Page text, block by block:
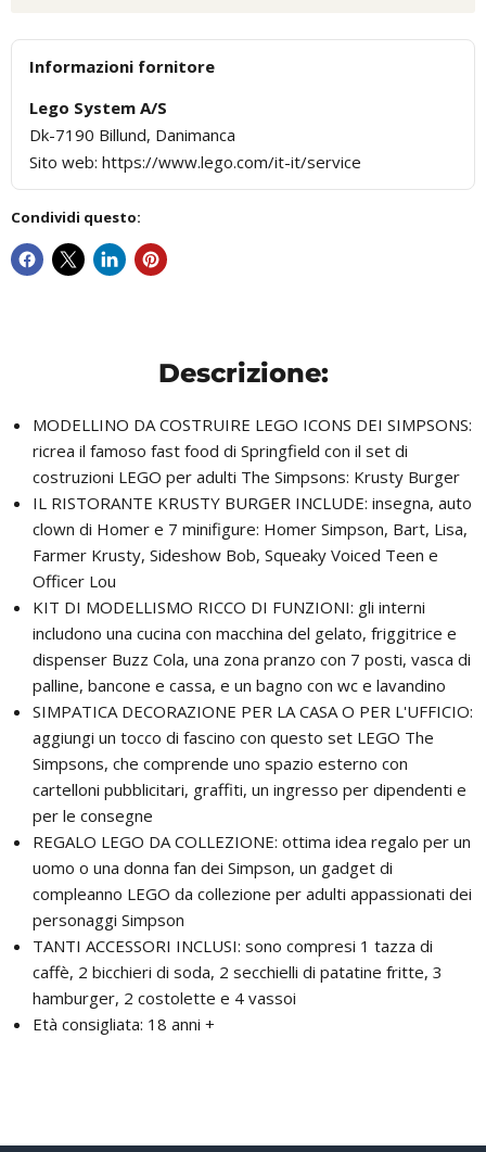
Informazioni fornitore
Lego System A/S
Dk-7190 Billund, Danimanca
Sito web: https://www.lego.com/it-it/service
Condividi questo:
Descrizione:
MODELLINO DA COSTRUIRE LEGO ICONS DEI SIMPSONS:
ricrea il famoso fast food di Springfield con il set di
costruzioni LEGO per adulti The Simpsons: Krusty Burger
IL RISTORANTE KRUSTY BURGER INCLUDE: insegna, auto
clown di Homer e 7 minifigure: Homer Simpson, Bart, Lisa,
Farmer Krusty, Sideshow Bob, Squeaky Voiced Teen e
Officer Lou
KIT DI MODELLISMO RICCO DI FUNZIONI: gli interni
includono una cucina con macchina del gelato, friggitrice e
dispenser Buzz Cola, una zona pranzo con 7 posti, vasca di
palline, bancone e cassa, e un bagno con wc e lavandino
SIMPATICA DECORAZIONE PER LA CASA O PER L'UFFICIO:
aggiungi un tocco di fascino con questo set LEGO The
Simpsons, che comprende uno spazio esterno con
cartelloni pubblicitari, graffiti, un ingresso per dipendenti e
per le consegne
REGALO LEGO DA COLLEZIONE: ottima idea regalo per un
uomo o una donna fan dei Simpson, un gadget di
compleanno LEGO da collezione per adulti appassionati dei
personaggi Simpson
TANTI ACCESSORI INCLUSI: sono compresi 1 tazza di
caffè, 2 bicchieri di soda, 2 secchielli di patatine fritte, 3
hamburger, 2 costolette e 4 vassoi
Età consigliata: 18 anni +